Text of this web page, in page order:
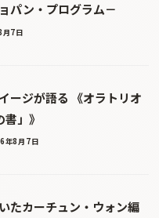
パン・プログラム－
7日
ージが語る 《オラトリオ
書」》
年8月7日
たカーチュン・ウォン編